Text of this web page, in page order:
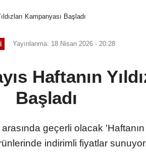
Kampanyası Başladı
Yayınlanma: 18 Nisan 2026 - 20:28
Haftanın
Başladı
geçerli olacak 'Haftanın
indirimli fiyatlar